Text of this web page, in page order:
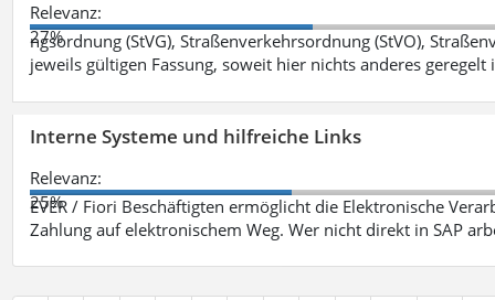
Relevanz:
27%
ngsordnung (StVG), Straßenverkehrsordnung (StVO),
jeweils gültigen Fassung, soweit hier nichts anderes geregelt
Interne Systeme und hilfreiche Links
Relevanz:
25%
EVER / Fiori Beschäftigten ermöglicht die Elektronische
Zahlung auf elektronischem Weg. Wer nicht direkt in SAP